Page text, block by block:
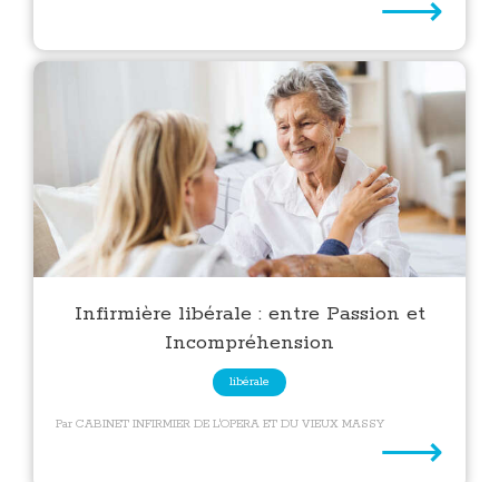
⟶
Infirmière libérale : entre Passion et
Incompréhension
libérale
Par CABINET INFIRMIER DE L'OPERA ET DU VIEUX MASSY
⟶